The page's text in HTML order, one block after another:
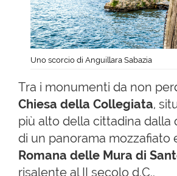
Uno scorcio di Anguillara Sabazia
Tra i monumenti da non
Chiesa della Collegiata,
più alto della cittadina dalla
di un panorama mozzafiato
Romana delle Mura di
risalente al II secolo d.C..